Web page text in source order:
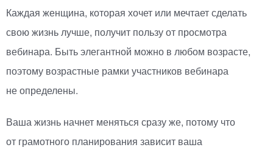
Каждая женщина, которая хочет или мечтает сделать
свою жизнь лучше, получит пользу от просмотра
вебинара. Быть элегантной можно в любом возрасте,
поэтому возрастные рамки участников вебинара
не определены.
Ваша жизнь начнет меняться сразу же, потому что
от грамотного планирования зависит ваша